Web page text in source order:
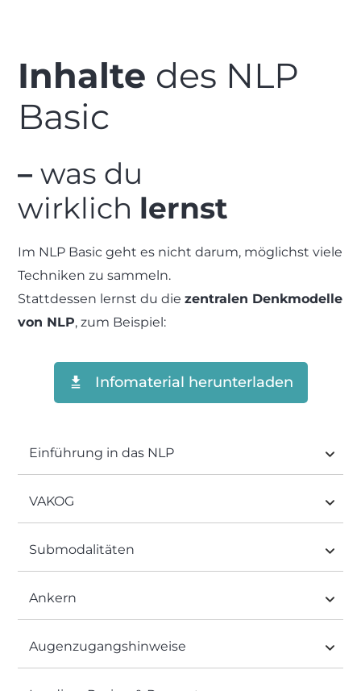
Inhalte des NLP
Basic
– was du
wirklich lernst
Im NLP Basic geht es nicht darum, möglichst viele
Techniken zu sammeln.
Stattdessen lernst du die zentralen Denkmodelle
von NLP, zum Beispiel:
Infomaterial herunterladen
Einführung in das NLP
VAKOG
Submodalitäten
Ankern
Augenzugangshinweise